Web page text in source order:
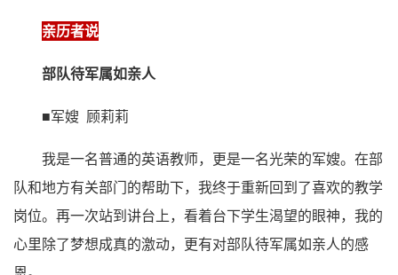
亲历者说
部队待军属如亲人
■军嫂 顾莉莉
我是一名普通的英语教师，更是一名光荣的军嫂。在部
队和地方有关部门的帮助下，我终于重新回到了喜欢的教学
岗位。再一次站到讲台上，看着台下学生渴望的眼神，我的
心里除了梦想成真的激动，更有对部队待军属如亲人的感